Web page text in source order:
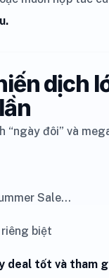
dịch
đôi” và
Sale…
biệt
deal tốt và tham